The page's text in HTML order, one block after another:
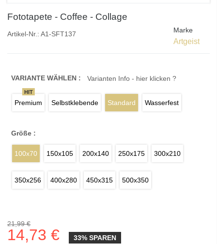
Fototapete - Coffee - Collage
Artikel-Nr.: A1-SFT137 Marke
Artgeist
VARIANTE WÄHLEN : Varianten Info - hier klicken ?
Premium
HIT
Selbstklebende Standard Wasserfest
Größe :
100x70 150x105 200x140 250x175 300x210
350x256 400x280 450x315 500x350
21,99 €
14,73 € 33% SPAREN